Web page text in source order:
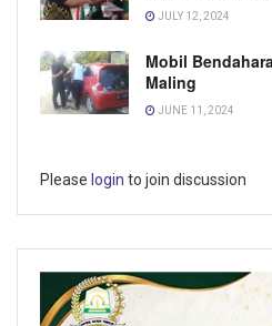
JULY 12, 2024
Mobil
Maling
JUNE 11, 2024
Please login to join discussion